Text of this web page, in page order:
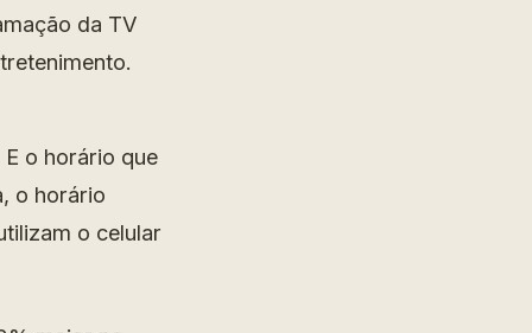
da TV
o horário que
o horário
o celular